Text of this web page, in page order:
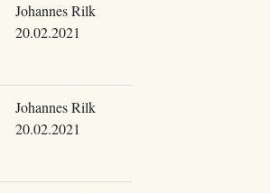
Johannes Rilk
20.02.2021
Johannes Rilk
20.02.2021